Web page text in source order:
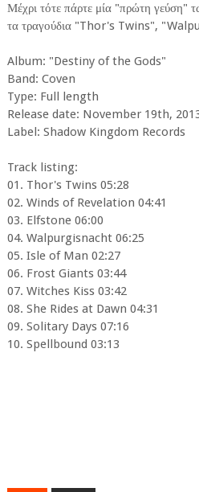
Μέχρι τότε πάρτε μία "πρώτη γεύση"
τα τραγούδια "Thor's Twins",
Album: "Destiny of the Gods"
Band: Coven
Type: Full length
Release date: November 19th,
Label: Shadow Kingdom Records
Track listing:
01. Thor's Twins 05:28
02. Winds of Revelation 04:41
03. Elfstone 06:00
04. Walpurgisnacht 06:25
05. Isle of Man 02:27
06. Frost Giants 03:44
07. Witches Kiss 03:42
08. She Rides at Dawn 04:31
09. Solitary Days 07:16
10. Spellbound 03:13